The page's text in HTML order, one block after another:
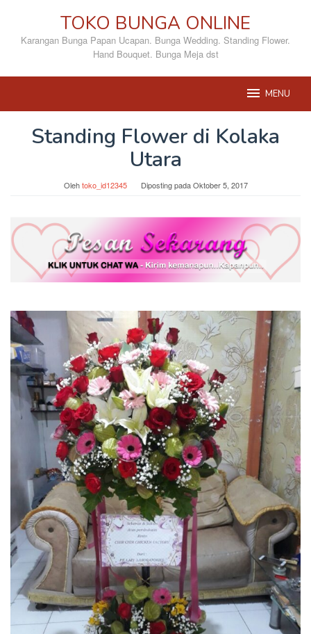
konten
TOKO BUNGA ONLINE
Karangan Bunga Papan Ucapan. Bunga Wedding. Standing Flower.
Hand Bouquet. Bunga Meja dst
MENU
Standing Flower di Kolaka
Utara
Olehtoko_id12345 Diposting padaOktober 5, 2017